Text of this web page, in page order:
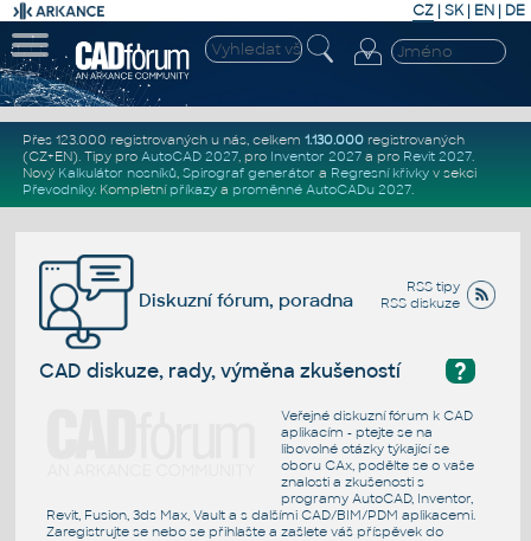
CZ | SK| EN | DE
Přes 123.000 registrovaných u nás, celkem 1.130.000registrovaných
(CZ+EN). Tipy pro AutoCAD 2027, pro Inventor 2027a pro Revit 2027.
Nový Kalkulátor nosníků, Spirograf generátor a Regresní křivkyv sekci
Převodníky. Kompletní příkazya proměnné AutoCADu 2027.
RSS tipy
RSS diskuze
Diskuzní fórum, poradna
?
CAD diskuze, rady, výměna zkušeností
Veřejné diskuzní fórum k CAD
aplikacím - ptejte se na
libovolné otázky týkající se
oboru CAx, podělte se o vaše
znalosti a zkušenosti s
programy AutoCAD, Inventor,
Revit, Fusion, 3ds Max, Vault a s dalšími CAD/BIM/PDM aplikacemi.
Zaregistrujte se nebo se přihlašte a zašlete váš příspěvek do